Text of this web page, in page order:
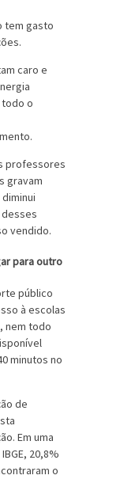
tem gasto
caro e
todo o
professores
gravam
vendido.
para outro
público
à escolas
nem todo
minutos no
de
Em uma
20,8%
o